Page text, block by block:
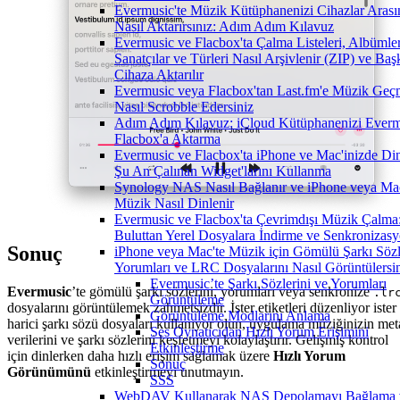
Evermusic'te Müzik Kütüphanenizi Cihazlar
Nasıl Aktarırsınız: Adım Adım Kılavuz
Evermusic ve Flacbox'ta Çalma Listeleri,
Sanatçılar ve Türleri Nasıl Arşivlenir (ZIP) ve
Cihaza Aktarılır
Evermusic veya Flacbox'tan Last.fm'e Müzik
Nasıl Scrobble Edersiniz
Adım Adım Kılavuz: iCloud Kütüphanenizi
Flacbox'a Aktarma
Evermusic ve Flacbox'ta iPhone ve Mac'inizde
Şu An Çalınan Widget'larını Kullanma
Synology NAS Nasıl Bağlanır ve iPhone veya
Müzik Nasıl Dinlenir
Evermusic ve Flacbox'ta Çevrimdışı Müzik
Buluttan Yerel Dosyalara İndirme ve
iPhone veya Mac'te Müzik için Gömülü Şarkı
Yorumları ve LRC Dosyalarını Nasıl
Evermusic’te Şarkı Sözlerini ve Yorumları
Görüntüleme
Görüntüleme Modlarını Anlama
Ses Oynatıcıdan Hızlı Yorum Erişimini
Etkinleştirme
Sonuç
SSS
WebDAV Kullanarak NAS Depolamayı Bağlama
Sonuç
Evermusic’te gömülü şarkı sözlerini, yorumları veya senkronize
dosyalarını görüntülemek zahmetsizdir. İster etiketleri düzenliyor ister
harici şarkı sözü dosyaları kullanıyor olun, uygulama müziğinizin
verilerini ve şarkı sözlerini keşfetmeyi kolaylaştırır. Gelişmiş kontrol
için dinlerken daha hızlı erişim sağlamak üzere Hızlı Yorum
Görünümünü etkinleştirmeyi unutmayın.